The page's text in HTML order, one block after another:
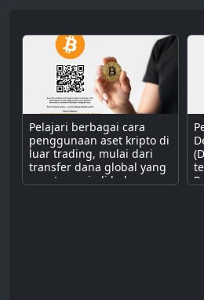
Pelajari berbagai cara
penggunaan aset kripto di
luar trading, mulai dari
transfer dana global yang
cepat, menjadi bahan